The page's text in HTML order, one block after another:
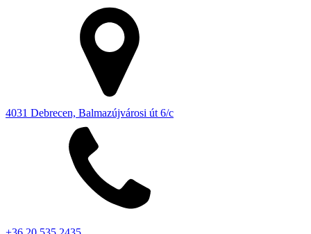
4031 Debrecen, Balmazújvárosi út 6/c